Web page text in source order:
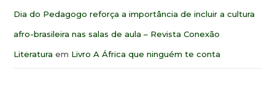
Dia do Pedagogo reforça a importância de incluir a cultura
afro-brasileira nas salas de aula – Revista Conexão
Literatura em Livro A África que ninguém te conta